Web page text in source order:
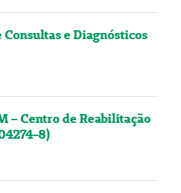
e Diagnósticos
– Centro de Reabilitação
8)